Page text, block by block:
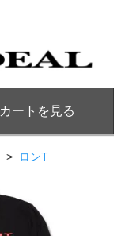
カートを見る
> ロンT